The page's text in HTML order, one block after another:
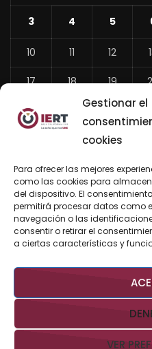
Gestionar el
cookies
Para ofrecer las mejores
como las cookies para
del dispositivo. El
permitirá procesar datos como
navegación o las
consentir o retirar el
a ciertas características y
VER
3 4 5
10 11 12
17 18 19
24 26 27
«
BUSCAR AHORA